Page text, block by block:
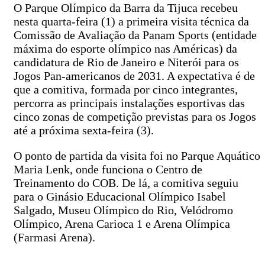
O Parque Olímpico da Barra da Tijuca recebeu
nesta quarta-feira (1) a primeira visita técnica da
Comissão de Avaliação da Panam Sports (entidade
máxima do esporte olímpico nas Américas) da
candidatura de Rio de Janeiro e Niterói para os
Jogos Pan-americanos de 2031. A expectativa é de
que a comitiva, formada por cinco integrantes,
percorra as principais instalações esportivas das
cinco zonas de competição previstas para os Jogos
até a próxima sexta-feira (3).
O ponto de partida da visita foi no Parque Aquático
Maria Lenk, onde funciona o Centro de
Treinamento do COB. De lá, a comitiva seguiu
para o Ginásio Educacional Olímpico Isabel
Salgado, Museu Olímpico do Rio, Velódromo
Olímpico, Arena Carioca 1 e Arena Olímpica
(Farmasi Arena).